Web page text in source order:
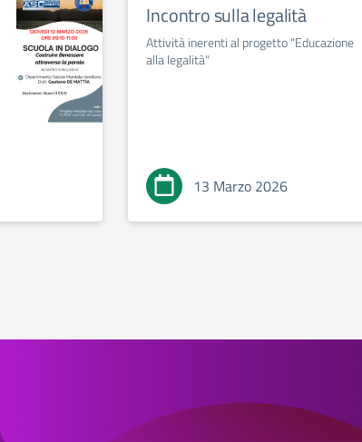
Incontro sulla legalità
Attività inerenti al progetto "Educazione
alla legalità"
13 Marzo 2026